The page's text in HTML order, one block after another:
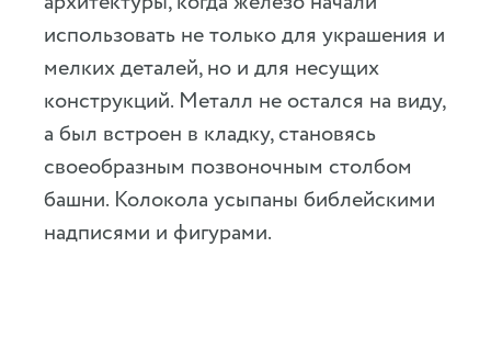
использовать не только для украшения и
мелких деталей, но и для несущих
конструкций. Металл не остался на виду,
а был встроен в кладку, становясь
своеобразным позвоночным столбом
башни. Колокола усыпаны библейскими
надписями и фигурами.